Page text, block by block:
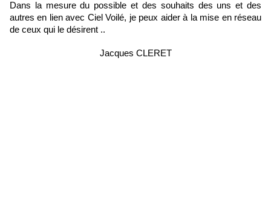
Dans la mesure du possible et des souhaits des uns et des
autres en lien avec Ciel Voilé, je peux aider à la mise en réseau
de ceux qui le désirent ..
Jacques CLERET